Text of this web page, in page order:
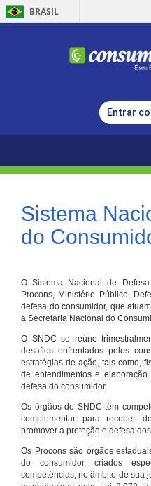
BRASIL
Entrar
Sistema
do
O Sistema Nacional de
Procons, Ministério Público,
defesa do consumidor, que
a Secretaria Nacional do
O SNDC se reúne
desafios enfrentados pelos
estratégias de ação, tais como,
de entendimentos e
defesa do consumidor.
Os órgãos do SNDC têm
complementar para receber
promover a proteção e defesa
Os Procons são órgãos
do consumidor, criados
competências, no âmbito de sua